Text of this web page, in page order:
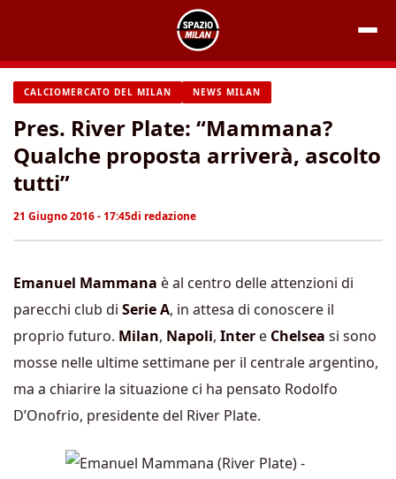
contenuto
CALCIOMERCATO DEL MILAN NEWS MILAN
Pres. River Plate: “Mammana?
Qualche proposta arriverà, ascolto
tutti”
21 Giugno 2016 - 17:45di redazione
Emanuel Mammana è al centro delle attenzioni di
parecchi club di Serie A, in attesa di conoscere il
proprio futuro. Milan, Napoli, Inter e Chelsea si sono
mosse nelle ultime settimane per il centrale argentino,
ma a chiarire la situazione ci ha pensato Rodolfo
D’Onofrio, presidente del River Plate.